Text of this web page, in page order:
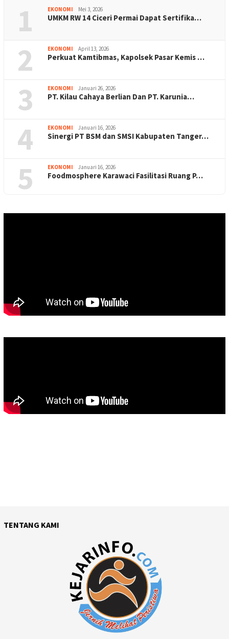
1 EKONOMI Mei 3, 2026
UMKM RW 14 Ciceri Permai Dapat Sertifika…
2 EKONOMI April 13, 2026
Perkuat Kamtibmas, Kapolsek Pasar Kemis …
3 EKONOMI Januari 26, 2026
PT. Kilau Cahaya Berlian Dan PT. Karunia…
4 EKONOMI Januari 16, 2026
Sinergi PT BSM dan SMSI Kabupaten Tanger…
5 EKONOMI Januari 16, 2026
Foodmosphere Karawaci Fasilitasi Ruang P…
TENTANG KAMI